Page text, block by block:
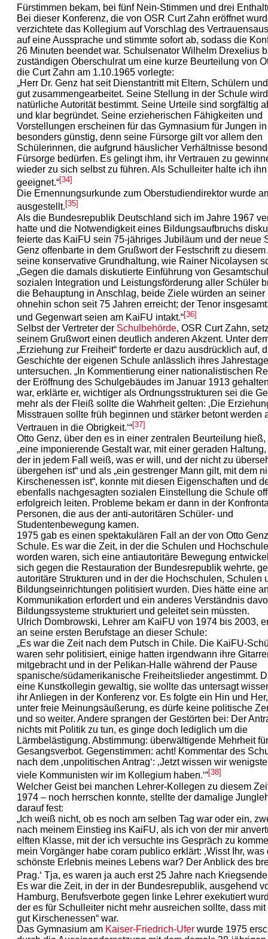
Fürstimmen bekam, bei fünf Nein-Stimmen und drei
Bei dieser Konferenz, die von OSR Curt Zahn eröffnet
verzichtete das Kollegium auf Vorschlag des
auf eine Aussprache und stimmte sofort ab, sodass die
26 Minuten beendet war. Schulsenator Wilhelm Drexelius
zuständigen Oberschulrat um eine kurze Beurteilung von
die Curt Zahn am 1.10.1965 vorlegte:
„Herr Dr. Genz hat seit Dienstantritt mit Eltern, Schülern
gut zusammengearbeitet. Seine Stellung in der Schule
natürliche Autorität bestimmt. Seine Urteile sind sorgfältig
und klar begründet. Seine erzieherischen Fähigkeiten und
Vorstellungen erscheinen für das Gymnasium für Jungen
besonders günstig, denn seine Fürsorge gilt vor allem den
Schülerinnen, die aufgrund häuslicher Verhältnisse
Fürsorge bedürfen. Es gelingt ihm, ihr Vertrauen zu
wieder zu sich selbst zu führen. Als Schulleiter halte ich
geeignet.“[34]
Die Ernennungsurkunde zum Oberstudiendirektor wurde
ausgestellt. [35]
Als die Bundesrepublik Deutschland sich im Jahre 1967
hatte und die Notwendigkeit eines Bildungsaufbruchs
feierte das KaiFU sein 75-jähriges Jubiläum und der neue
Genz offenbarte in dem Grußwort der Festschrift zu diesem
seine konservative Grundhaltung, wie Rainer Nicolaysen
„Gegen die damals diskutierte Einführung von
sozialen Integration und Leistungsförderung aller Schüler
die Behauptung in Anschlag, beide Ziele würden an seiner
ohnehin schon seit 75 Jahren erreicht; der Tenor
und Gegenwart seien am KaiFU intakt.“[36]
Selbst der Vertreter der Schulbehörde, OSR Curt Zahn,
seinem Grußwort einen deutlich anderen Akzent. Unter
„Erziehung zur Freiheit“ forderte er dazu ausdrücklich auf,
Geschichte der eigenen Schule anlässlich ihres
untersuchen. „In Kommentierung einer nationalistischen
der Eröffnung des Schulgebäudes im Januar 1913
war, erklärte er, wichtiger als Ordnungsstrukturen sei die
mehr als der Fleiß sollte die Wahrheit gelten: ‚Die
Misstrauen sollte früh beginnen und stärker betont werden
Vertrauen in die Obrigkeit.‘“[37]
Otto Genz, über den es in einer zentralen Beurteilung hieß,
„eine imponierende Gestalt war, mit einer geraden
der in jedem Fall weiß, was er will, und der nicht zu
übergehen ist“ und als „ein gestrenger Mann gilt, mit dem
Kirschenessen ist“, konnte mit diesen ­Eigenschaften und
ebenfalls nachgesagten sozialen Einstellung die Schule
erfolgreich leiten. Probleme bekam er dann in der
Personen, die aus der anti-autoritären Schüler- und
Studentenbewegung kamen.
1975 gab es einen spektakulären Fall an der von Otto
Schule. Es war die Zeit, in der die Schulen und
worden waren, sich eine antiautoritäre Bewegung
sich gegen die Restauration der Bundesrepublik wehrte,
autoritäre Strukturen und in der die Hochschulen, Schulen
Bildungseinrichtungen politisiert wurden. Dies hätte eine
Kommunikation erfordert und ein anderes Verständnis
Bildungssysteme strukturiert und geleitet sein müssten.
Ulrich Dombrowski, Lehrer am KaiFU von 1974 bis 2003,
an seine ersten Berufstage an dieser Schule:
„Es war die Zeit nach dem Putsch in Chile. Die KaiFU-
waren sehr politisiert, einige hatten irgendwann ihre
mitgebracht und in der Pelikan-Halle während der Pause
spanische/südamerikanische Freiheitslieder angestimmt.
eine Kunstkollegin gewaltig, sie wollte das untersagt
ihr Anliegen in der Konferenz vor. Es folgte ein Hin und
unter freie Meinungsäußerung, es dürfe keine politische
und so weiter. Andere sprangen der Gestörten bei: Der
nichts mit Politik zu tun, es ginge doch lediglich um die
Lärmbelästigung. Abstimmung: überwältigende Mehrheit
Gesangsverbot. Gegenstimmen: acht! Kommentar des
nach dem ‚unpolitischen Antrag‘: ‚Jetzt wissen wir
viele Kommunisten wir im Kollegium haben.‘“[38]
Welcher Geist bei manchen Lehrer-Kollegen zu diesem
1974 – noch herrschen konnte, stellte der damalige
darauf fest:
„Ich weiß nicht, ob es noch am selben Tag war oder ein,
nach meinem Einstieg ins KaiFU, als ich von der mir
elften Klasse, mit der ich versuchte ins Gespräch zu
mein Vorgänger habe coram publico erklärt: ‚Wisst Ihr, was
schönste Erlebnis meines Lebens war? Der Anblick des
Prag.‘ Tja, es waren ja auch erst 25 Jahre nach
Es war die Zeit, in der in der Bundesrepublik, ausgehend
Hamburg, Berufsverbote gegen linke Lehrer exekutiert
der es für Schulleiter nicht mehr ausreichen sollte, dass mit
gut Kirschenessen“ war.
Das Gymnasium am Kaiser-Friedrich-Ufer wurde 1975